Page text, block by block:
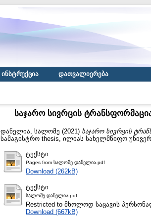
ინსტრუქცია დათვალიერება
საჯარო სივრცის
დანელია, სალომე (2021) საჯარო სივრცის
სამაგისტრო thesis, ილიას სახელმწიფო
ტექსტი
Pages from სალომე დანელია.pdf
Download (262kB)
ტექსტი
სალომე დანელია.pdf
Restricted to მხოლოდ საცავის
Download (667kB)